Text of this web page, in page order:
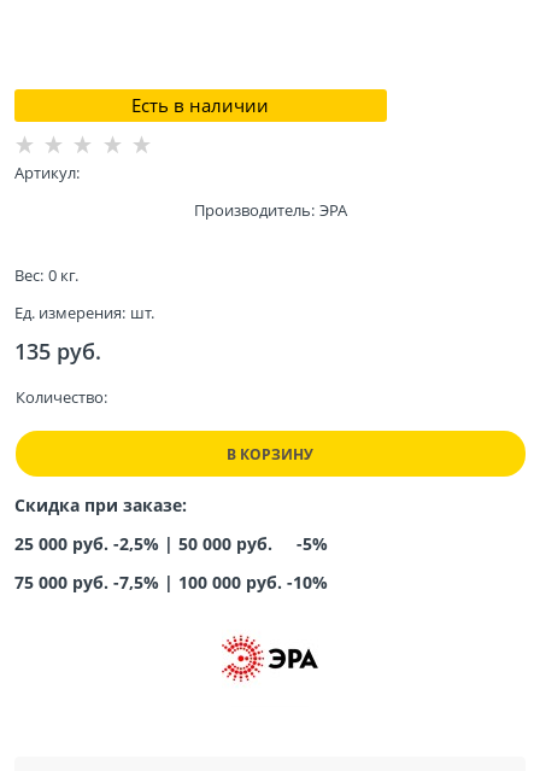
Есть в наличии
Артикул:
Производитель: ЭРА
Вес: 0 кг.
Ед. измерения: шт.
135 руб.
Количество:
В КОРЗИНУ
Скидка при заказе:
25 000 руб. -2,5% | 50 000 руб. -5%
75 000 руб. -7,5% | 100 000 руб. -10%